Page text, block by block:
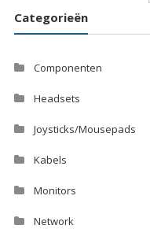
Categorieën
Componenten
Headsets
Joysticks/Mousepads
Kabels
Monitors
Network